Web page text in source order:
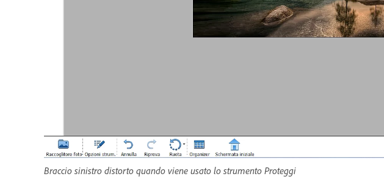
Braccio sinistro distorto quando viene usato lo strumento Proteggi